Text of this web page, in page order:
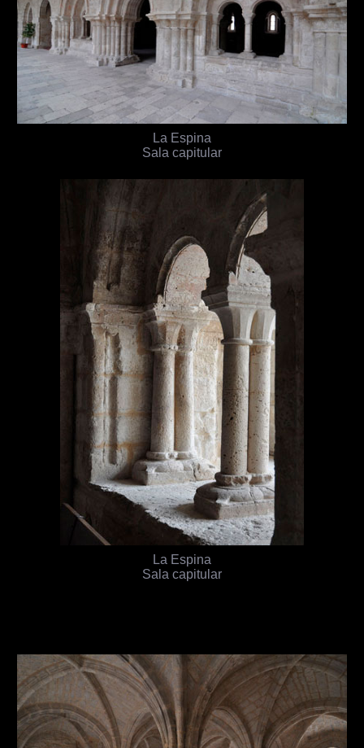
La Espina
Sala capitular
La Espina
Sala capitular